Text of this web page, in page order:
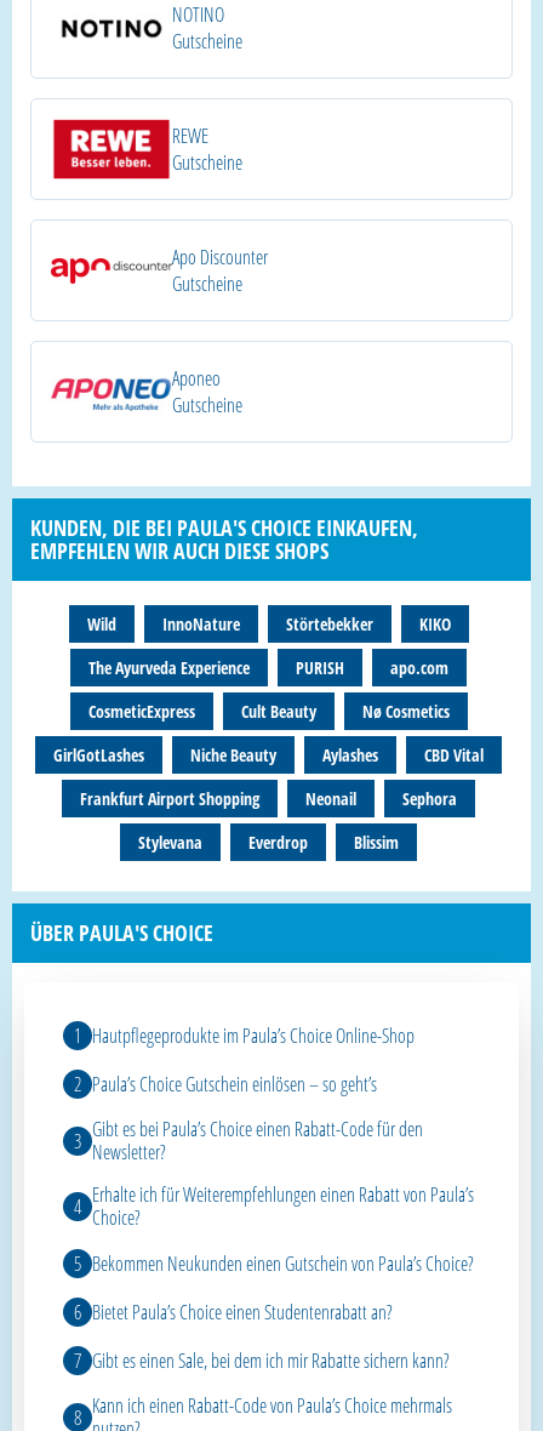
NOTINO
Gutscheine
REWE
Gutscheine
Apo Discounter
Gutscheine
Aponeo
Gutscheine
KUNDEN, DIE BEI PAULA'S CHOICE EINKAUFEN,
EMPFEHLEN WIR AUCH DIESE SHOPS
Wild InnoNature Störtebekker
KIKO
The Ayurveda Experience
PURISH
apo.com
CosmeticExpress
Cult Beauty
Nø Cosmetics
GirlGotLashes
Niche Beauty Aylashes
CBD Vital
Frankfurt Airport Shopping
Neonail
Sephora
Stylevana
Everdrop Blissim
ÜBER PAULA'S CHOICE
Hautpflegeprodukte im Paula’s Choice Online-Shop
Paula’s Choice Gutschein einlösen – so geht’s
Gibt es bei Paula’s Choice einen Rabatt-Code für den
Newsletter?
Erhalte ich für Weiterempfehlungen einen Rabatt von Paula’s
Choice?
Bekommen Neukunden einen Gutschein von Paula’s Choice?
Bietet Paula’s Choice einen Studentenrabatt an?
Gibt es einen Sale, bei dem ich mir Rabatte sichern kann?
Kann ich einen Rabatt-Code von Paula’s Choice mehrmals